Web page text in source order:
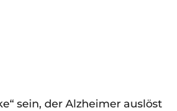
sein, der Alzheimer auslöst